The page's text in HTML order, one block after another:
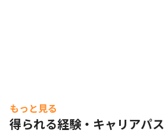
もっと見る
得られる経験・キャリアパス